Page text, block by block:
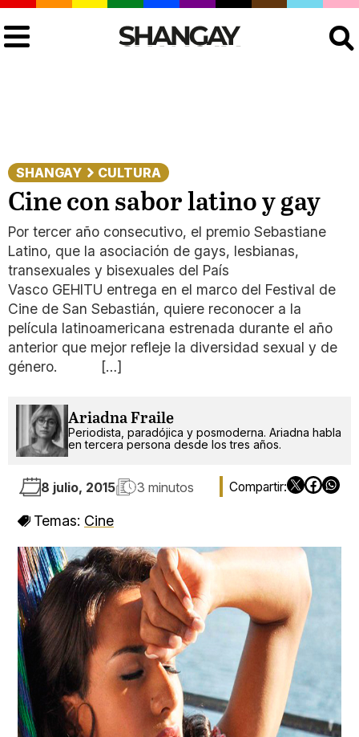
SHANGAY CULTURA
Cine con sabor latino y gay
Por tercer año consecutivo, el premio Sebastiane
Latino, que la asociación de gays, lesbianas,
transexuales y bisexuales del País
Vasco GEHITU entrega en el marco del Festival de
Cine de San Sebastián, quiere reconocer a la
película latinoamericana estrenada durante el año
anterior que mejor refleje la diversidad sexual y de
género. […]
Ariadna Fraile
Periodista, paradójica y posmoderna. Ariadna habla
en tercera persona desde los tres años.
8 julio, 2015 3 minutos
Temas: Cine